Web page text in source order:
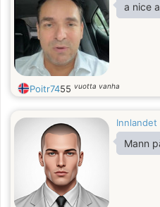
a nice
Poitr7455 vuotta vanha
Innlandet
Mann